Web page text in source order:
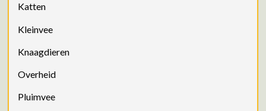
Katten
Kleinvee
Knaagdieren
Overheid
Pluimvee